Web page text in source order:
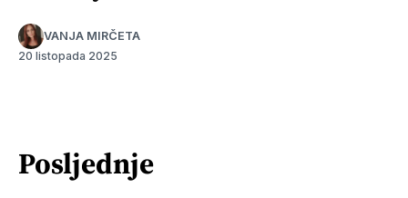
VANJA MIRČETA
20 listopada 2025
Posljednje